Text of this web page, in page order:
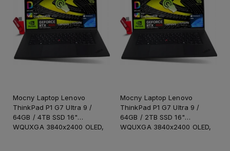
Mocny Laptop Lenovo
ThinkPad P1 G7 Ultra 9 /
64GB / 4TB SSD 16"
WQUXGA 3840x2400 OLED,
Mocny Laptop Lenovo
ThinkPad P1 G7 Ultra 9 /
64GB / 2TB SSD 16"
WQUXGA 3840x2400 OLED,